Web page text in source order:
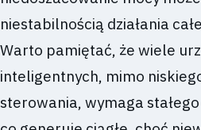
niestabilnością działania
Warto pamiętać, że wiele
inteligentnych, mimo
sterowania, wymaga